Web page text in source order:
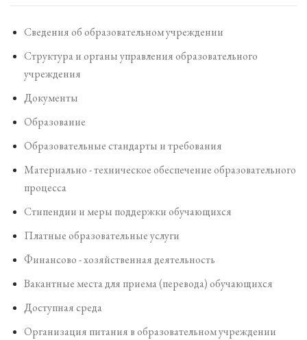
Сведения об образовательном учреждении
Структура и органы управления образовательного
учреждения
Документы
Образование
Образовательные стандарты и требования
Материально - техническое обеспечение образовательного
процесса
Стипендии и меры поддержки обучающихся
Платные образовательные услуги
Финансово - хозяйственная деятельность
Вакантные места для приема (перевода) обучающихся
Доступная среда
Организация питания в образовательном учреждении